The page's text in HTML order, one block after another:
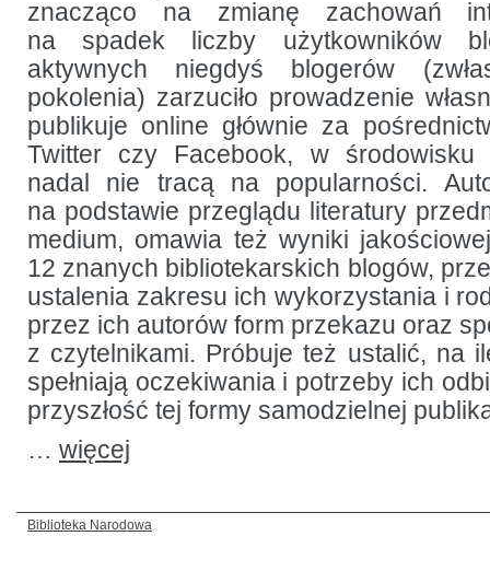
znacząco na zmianę zachowań
na spadek liczby użytkowników
aktywnych niegdyś blogerów
pokolenia) zarzuciło prowadzenie
publikuje online głównie za
Twitter czy Facebook, w środowisku
nadal nie tracą na popularności.
na podstawie przeglądu literatury
medium, omawia też wyniki
12 znanych bibliotekarskich blogów,
ustalenia zakresu ich wykorzystania i
przez ich autorów form przekazu oraz
z czytelnikami. Próbuje też ustalić, na
spełniają oczekiwania i potrzeby ich
przyszłość tej formy samodzielnej
… więcej
Biblioteka Narodowa